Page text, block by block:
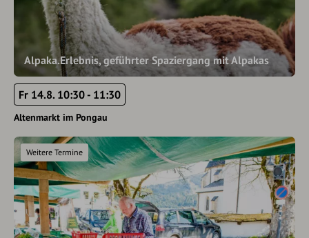
Alpaka.Erlebnis, geführter Spaziergang mit Alpakas
Fr 14.8. 10:30 - 11:30
Altenmarkt im Pongau
Weitere Termine